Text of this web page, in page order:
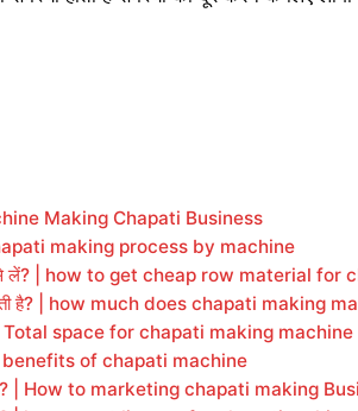
Making Chapati Business
| Chapati making process by machine
कैसे लें? | how to get cheap row material
होती है? | how much does chapati making
| Total space for chapati making machine
benefits of chapati machine
करें? | How to marketing chapati making